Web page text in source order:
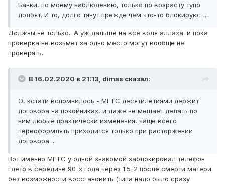
Банки, по моему наблюдению, только по возрасту тупо
долбят. И то, долго тянут прежде чем что-то блокируют ...
Должны не только.. А уж дальше на все воля аллаха. и пока
проверка не возьмет за одно место могут вообще не
проверять.
В 16.02.2020 в 21:13, dimas сказал:
О, кстати вспомнилось - МГТС десятилетиями держит
договора на покойниках, и даже не мешает делать по
ним любые практически изменения, чаще всего
переоформлять приходится только при расторжении
договора ...
Вот именно МГТС у одной знакомой заблокировал телефон
гдето в середине 90-х года через 1.5-2 после смерти матери.
без возможности восстановить (типа надо было сразу